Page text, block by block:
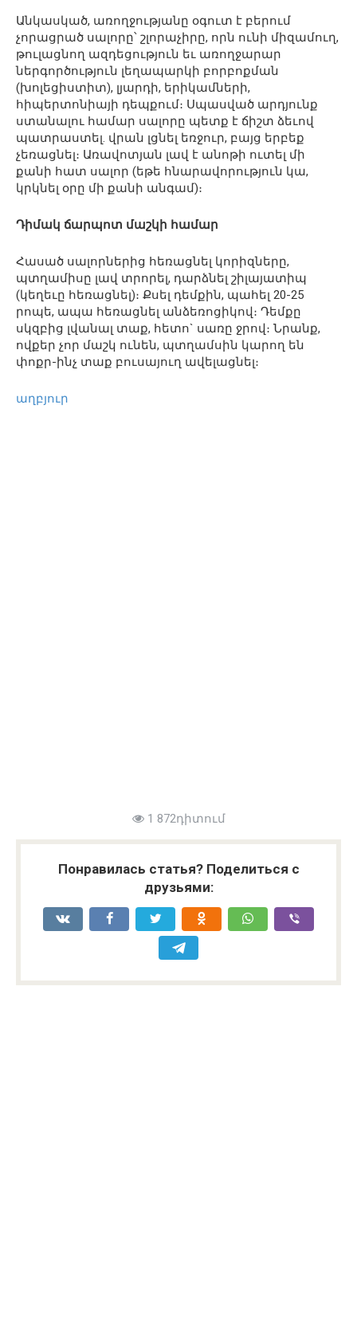
Անկասկած, առողջությանը օգուտ է բերում
չորացրած սալորը՝ շլորաչիրը, որն ունի միզամուղ,
թուլացնող ազդեցություն եւ առողջարար
ներգործություն լեղապարկի բորբոքման
(խոլեցիստիտ), լյարդի, երիկամների,
հիպերտոնիայի դեպքում։ Սպասված արդյունք
ստանալու համար սալորը պետք է ճիշտ ձեւով
պատրաստել. վրան լցնել եռջուր, բայց երբեք
չեռացնել։ Առավոտյան լավ է անոթի ուտել մի
քանի հատ սալոր (եթե հնարավորություն կա,
կրկնել օրը մի քանի անգամ)։
Դիմակ ճարպոտ մաշկի համար
Հասած սալորներից հեռացնել կորիզները,
պտղամիսը լավ տրորել, դարձնել շիլայատիպ
(կեղեւը հեռացնել)։ Քսել դեմքին, պահել 20-25
րոպե, ապա հեռացնել անձեռոցիկով։ Դեմքը
սկզբից լվանալ տաք, հետո` սառը ջրով։ Նրանք,
ովքեր չոր մաշկ ունեն, պտղամսին կարող են
փոքր-ինչ տաք բուսայուղ ավելացնել։
աղբյուր
1 872դիտում
Понравилась статья? Поделиться с
друзьями: